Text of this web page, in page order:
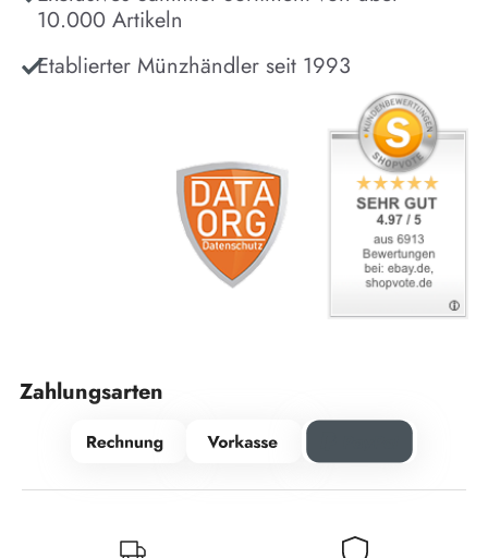
10.000 Artikeln
Etablierter Münzhändler seit 1993
Zahlungsarten